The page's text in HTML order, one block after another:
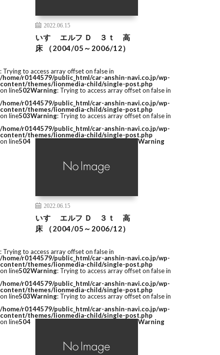
2022.06.15
いすゞ エルフ Ｄ ３ｔ 高
床 （2004/05～2006/12）
: Trying to access array offset on false in
/home/r0144579/public_html/car-anshin-navi.co.jp/wp-
content/themes/lionmedia-child/single-post.php
on line502Warning: Trying to access array offset on false in
/home/r0144579/public_html/car-anshin-navi.co.jp/wp-
content/themes/lionmedia-child/single-post.php
on line503Warning: Trying to access array offset on false in
/home/r0144579/public_html/car-anshin-navi.co.jp/wp-
content/themes/lionmedia-child/single-post.php
on line504
2022.06.15
いすゞ エルフ Ｄ ３ｔ 高
床 （2004/05～2006/12）
Warning
: Trying to access array offset on false in
/home/r0144579/public_html/car-anshin-navi.co.jp/wp-
content/themes/lionmedia-child/single-post.php
on line502Warning: Trying to access array offset on false in
/home/r0144579/public_html/car-anshin-navi.co.jp/wp-
content/themes/lionmedia-child/single-post.php
on line503Warning: Trying to access array offset on false in
/home/r0144579/public_html/car-anshin-navi.co.jp/wp-
content/themes/lionmedia-child/single-post.php
on line504 Warning